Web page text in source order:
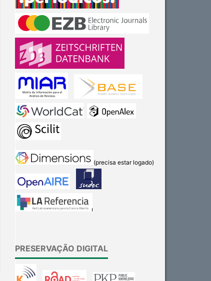
(precisa estar logado)
PRESERVAÇÃO DIGITAL